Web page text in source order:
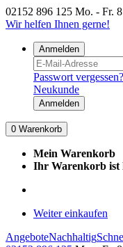
02152 896 125 Mo. - Fr.
Wir helfen Ihnen gerne!
Anmelden
Passwort vergessen?
Neukunde
Anmelden
0 Warenkorb
Mein Warenkorb
Ihr Warenkorb ist
Weiter einkaufen
AngeboteNachhaltig